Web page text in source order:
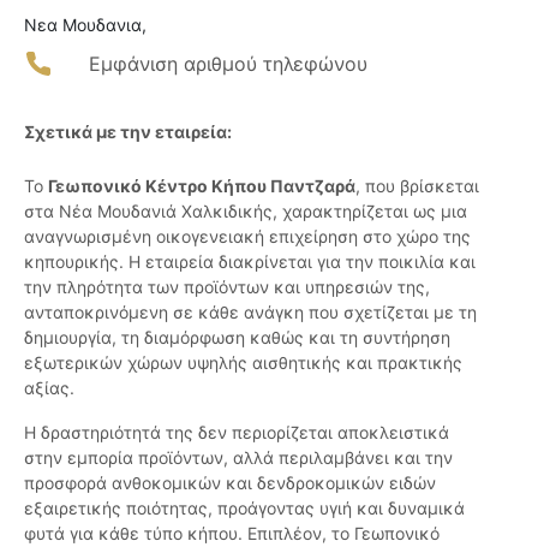
Νεα Μουδανια,
Εμφάνιση αριθμού τηλεφώνου
Σχετικά με την εταιρεία:
Το Γεωπονικό Κέντρο Κήπου Παντζαρά, που βρίσκεται
στα Νέα Μουδανιά Χαλκιδικής, χαρακτηρίζεται ως μια
αναγνωρισμένη οικογενειακή επιχείρηση στο χώρο της
κηπουρικής. Η εταιρεία διακρίνεται για την ποικιλία και
την πληρότητα των προϊόντων και υπηρεσιών της,
ανταποκρινόμενη σε κάθε ανάγκη που σχετίζεται με τη
δημιουργία, τη διαμόρφωση καθώς και τη συντήρηση
εξωτερικών χώρων υψηλής αισθητικής και πρακτικής
αξίας.
Η δραστηριότητά της δεν περιορίζεται αποκλειστικά
στην εμπορία προϊόντων, αλλά περιλαμβάνει και την
προσφορά ανθοκομικών και δενδροκομικών ειδών
εξαιρετικής ποιότητας, προάγοντας υγιή και δυναμικά
φυτά για κάθε τύπο κήπου. Επιπλέον, το Γεωπονικό